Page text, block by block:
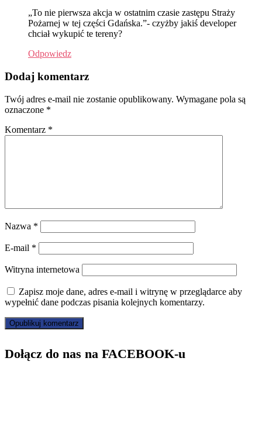
„To nie pierwsza akcja w ostatnim czasie zastępu Straży
Pożarnej w tej części Gdańska.”- czyżby jakiś developer
chciał wykupić te tereny?
Odpowiedz
Dodaj komentarz
Twój adres e-mail nie zostanie opublikowany. Wymagane pola są
oznaczone *
Komentarz *
Nazwa *
E-mail *
Witryna internetowa
Zapisz moje dane, adres e-mail i witrynę w przeglądarce aby
wypełnić dane podczas pisania kolejnych komentarzy.
Dołącz do nas na FACEBOOK-u